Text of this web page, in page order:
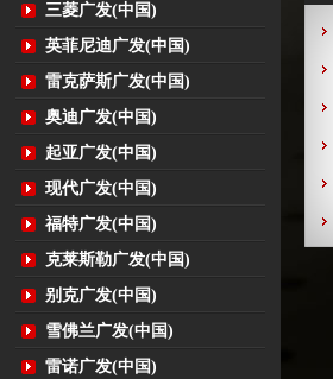
三菱广发(中国)
英菲尼迪广发(中国)
雷克萨斯广发(中国)
奥迪广发(中国)
起亚广发(中国)
现代广发(中国)
福特广发(中国)
克莱斯勒广发(中国)
别克广发(中国)
雪佛兰广发(中国)
雷诺广发(中国)